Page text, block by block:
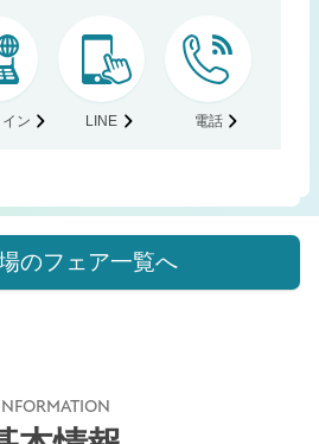
ン LINE 電話
のフェア一覧へ